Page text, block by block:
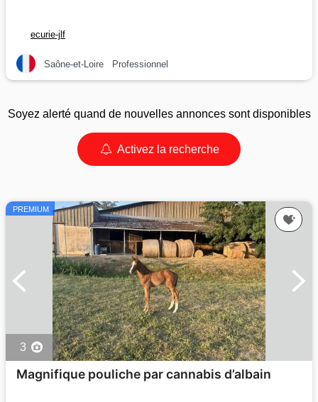
ecurie-jlf
Saône-et-Loire Professionnel
Soyez alerté quand de nouvelles annonces sont disponibles
Activez la recherche
PREMIUM
3
Magnifique pouliche par cannabis d’albain